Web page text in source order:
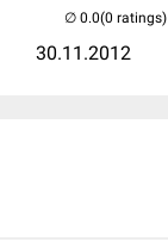
30.11.2012
(0 ratings)